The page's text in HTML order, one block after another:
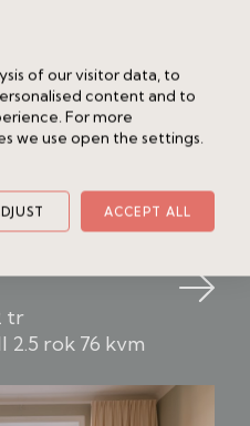
som äger marken
110!
din bostad är värd?
så kontaktar vi dig.
värdering
tr
2.5 rok 76 kvm
of our visitor data, to
content and to
For more
we use open the settings.
ACCEPT ALL